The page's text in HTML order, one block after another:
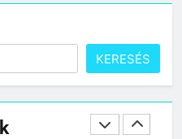
KERESÉS
jelentése
JELENTÉSE